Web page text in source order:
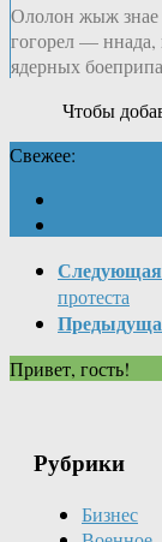
Ололон жыж
гогорел —
ядерных
Чтобы
Свежее:
протеста
Привет, гость!
Рубрики
Бизнес